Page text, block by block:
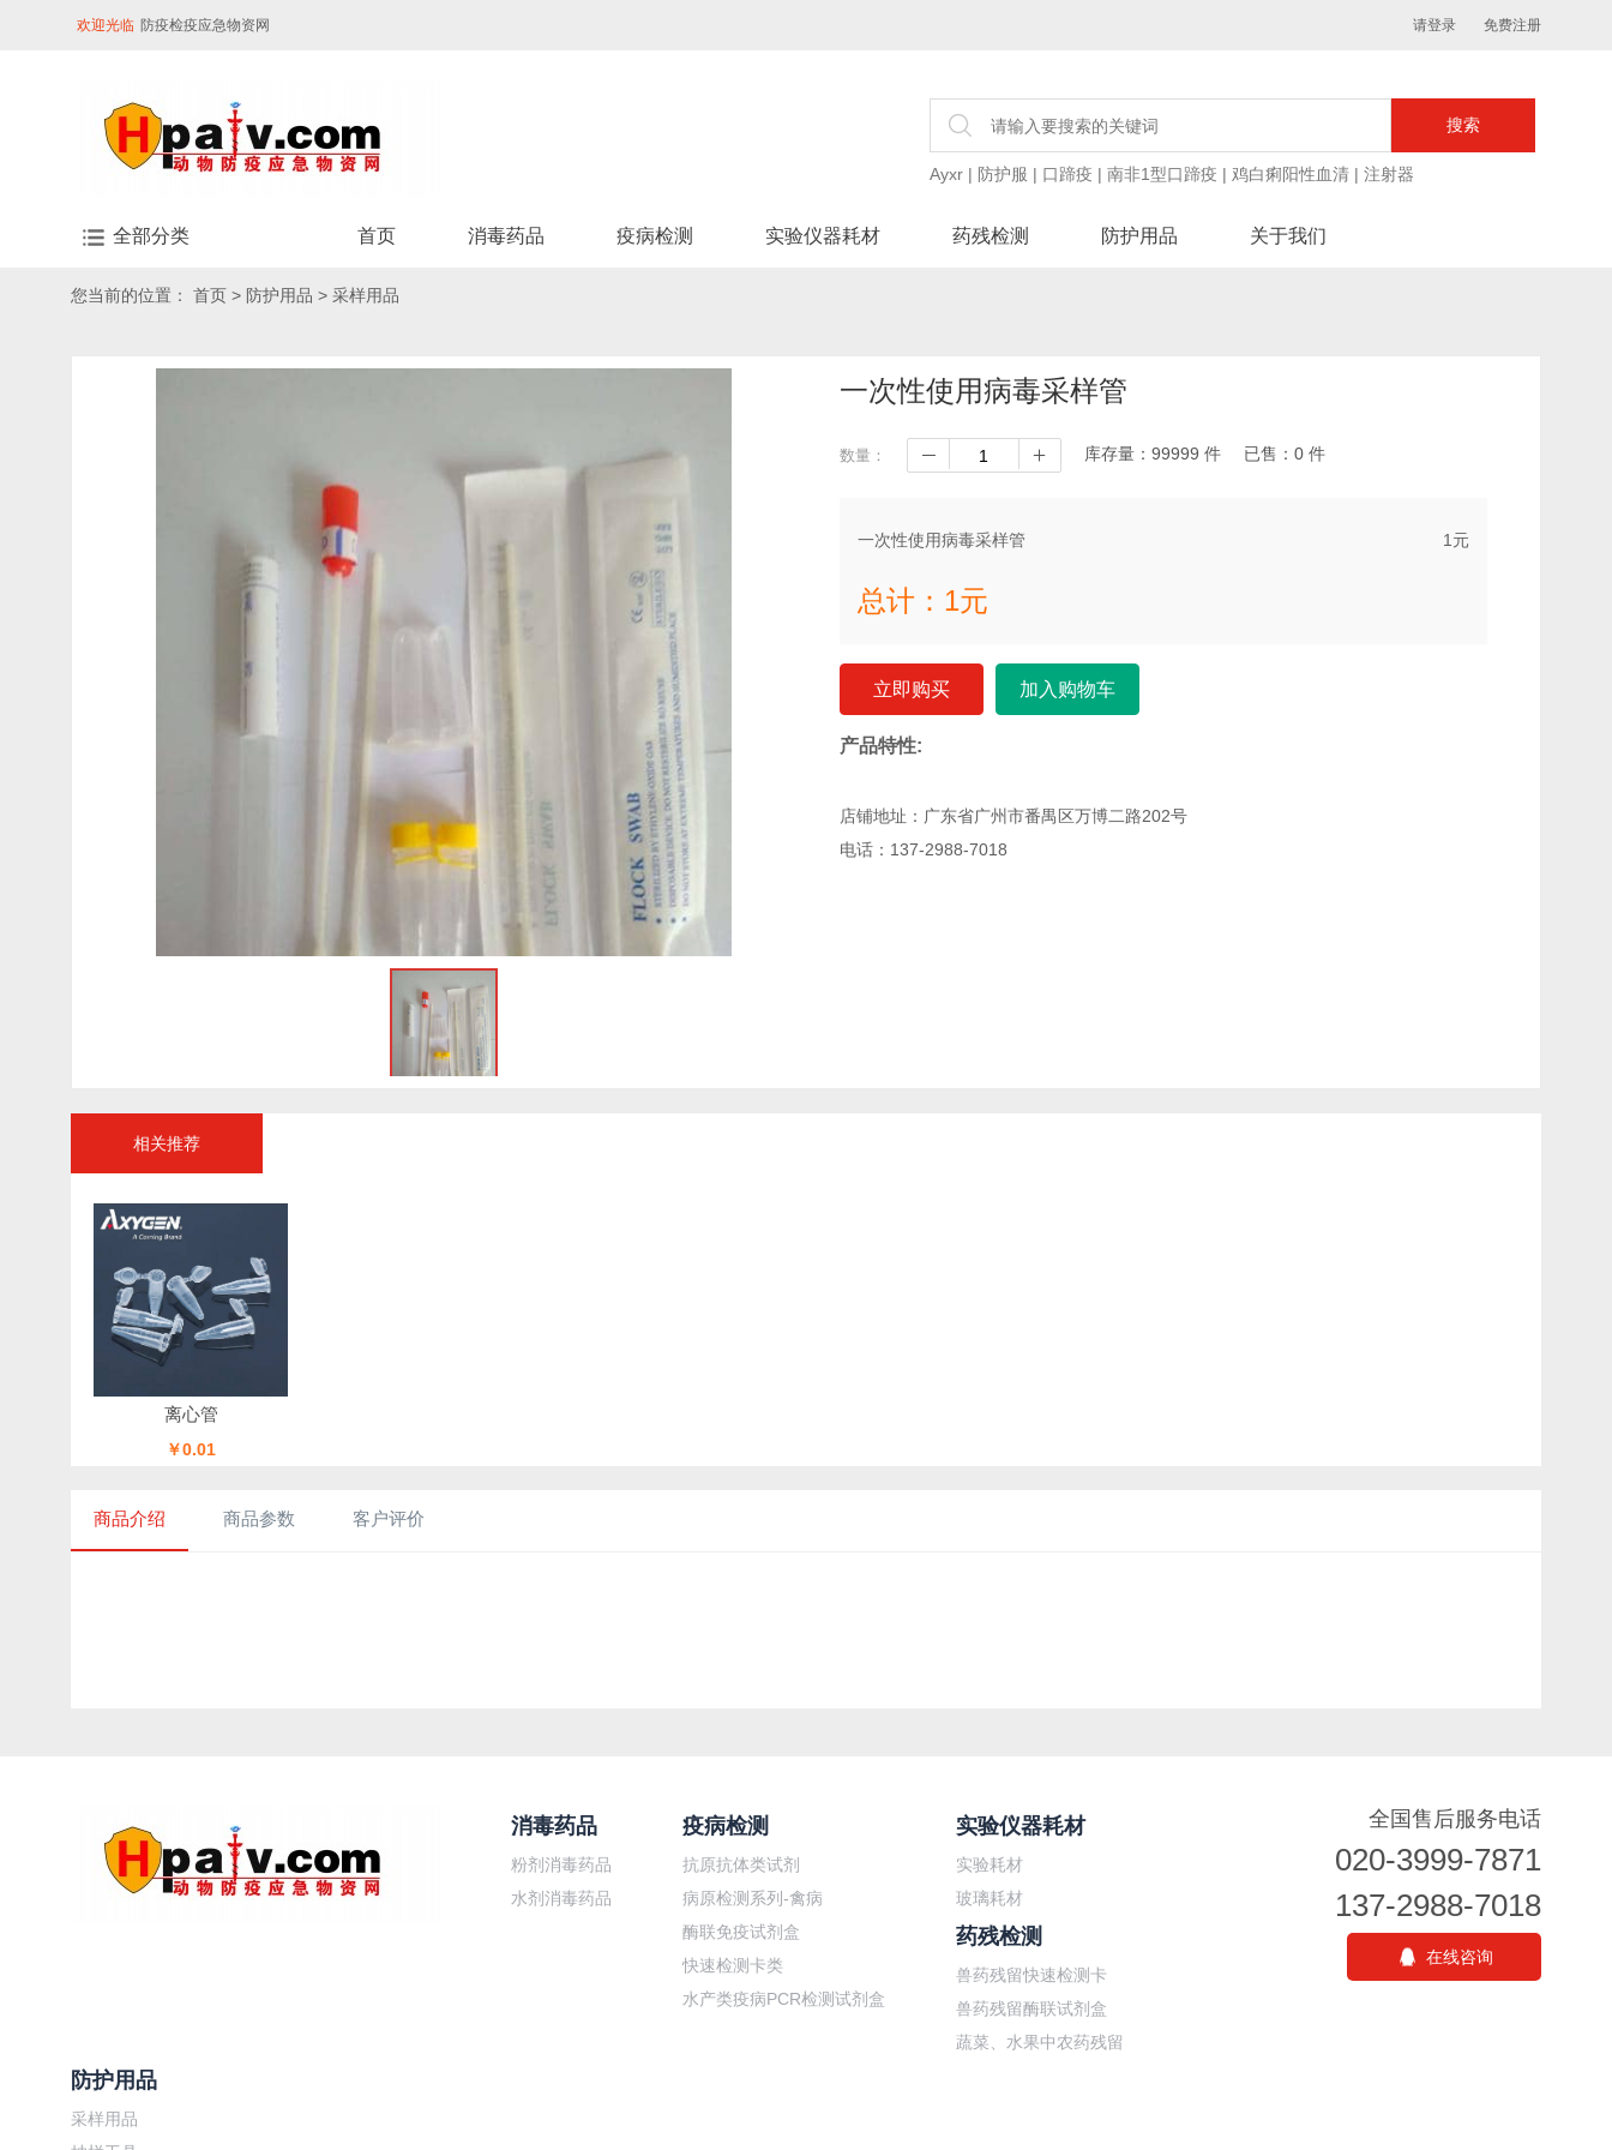
欢迎光临 防疫检疫应急物资网 请登录 免费注册
Ayxr | 防护服 | 口蹄疫 | 南非1型口蹄疫 | 鸡白痢阳性血清 | 注射器
全部分类 首页 消毒药品 疫病检测 实验仪器耗材 药残检测 防护用品 关于我们
您当前的位置： 首页 > 防护用品 > 采样用品
一次性使用病毒采样管
数量： 库存量： 99999 件 已售： 0 件
一次性使用病毒采样管 1元
总计： 1元
立即购买 加入购物车
产品特性:
店铺地址：广东省广州市番禺区万博二路202号
电话：137-2988-7018
相关推荐
离心管
￥0.01
商品介绍 商品参数 客户评价
消毒药品
粉剂消毒药品
水剂消毒药品
疫病检测
抗原抗体类试剂
病原检测系列-禽病
酶联免疫试剂盒
快速检测卡类
水产类疫病PCR检测试剂盒
实验仪器耗材
实验耗材
玻璃耗材
药残检测
兽药残留快速检测卡
兽药残留酶联试剂盒
蔬菜、水果中农药残留
防护用品
采样用品
全国售后服务电话
020-3999-7871
137-2988-7018
在线咨询